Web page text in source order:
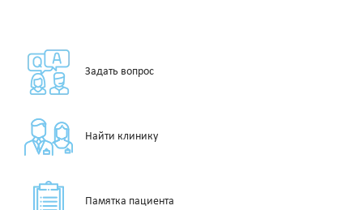
Задать вопрос
Найти клинику
Памятка пациента